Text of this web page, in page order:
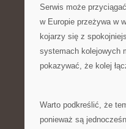
Serwis może
w Europie przeżywa w
kojarzy się z
systemach kolejowych
pokazywać, że kolej
Warto podkreślić, że
ponieważ są